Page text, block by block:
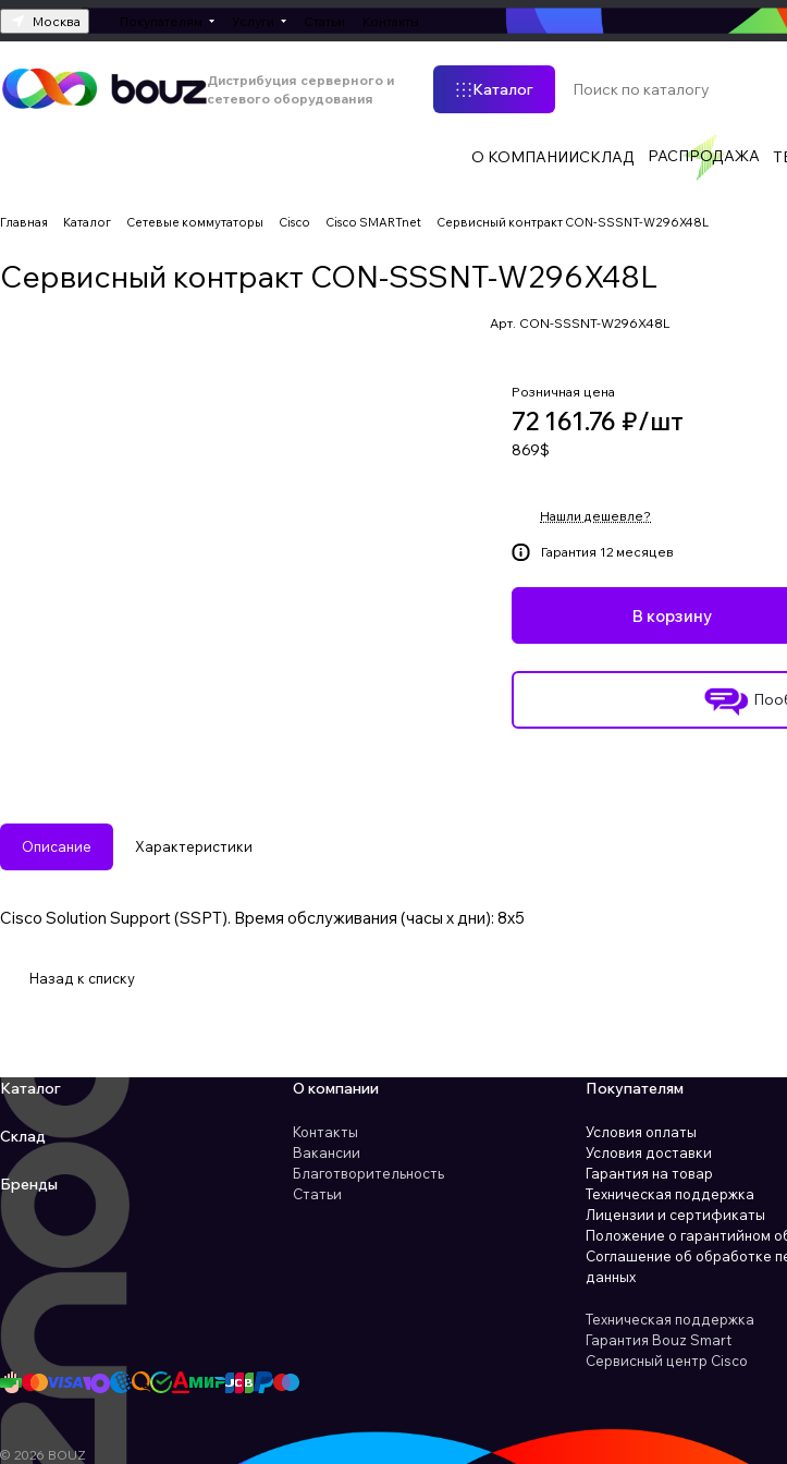
Москва Покупателям Услуги Статьи Контакты
Дистрибуция серверного и
сетевого оборудования
Каталог
О КОМПАНИИСКЛАД РАСПРОДАЖА
Главная Каталог Сетевые коммутаторы Cisco Cisco SMARTnet Сервисный контракт CON-SSSNT-W296X48L
Сервисный контракт CON-SSSNT-W296X48L
Арт. CON-SSSNT-W296X48L
Розничная цена
72 161.76 ₽/шт
869$
В корзину
Нашли дешевле?
Гарантия 12 месяцев
Описание Характеристики
Cisco Solution Support (SSPT). Время обслуживания (часы x дни): 8x5
Назад к списку
Каталог
Склад
Бренды
О компании
Контакты
Вакансии
Благотворительность
Статьи
Покупателям
Условия оплаты
Условия доставки
Гарантия на товар
Техническая поддержка
Лицензии и сертификаты
Положение о гарантийном
Соглашение об обработке
данных
Техническая поддержка
Гарантия Bouz Smart
Сервисный центр Cisco
© 2026 BOUZ